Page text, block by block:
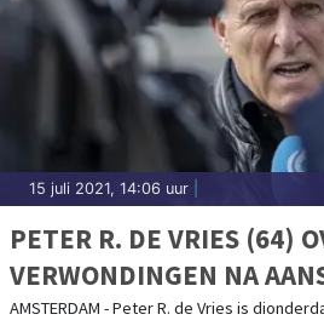
15 juli 2021, 14:06 uur
PETER R. DE VRIES (64)
VERWONDINGEN NA
AMSTERDAM - Peter R. de Vries is